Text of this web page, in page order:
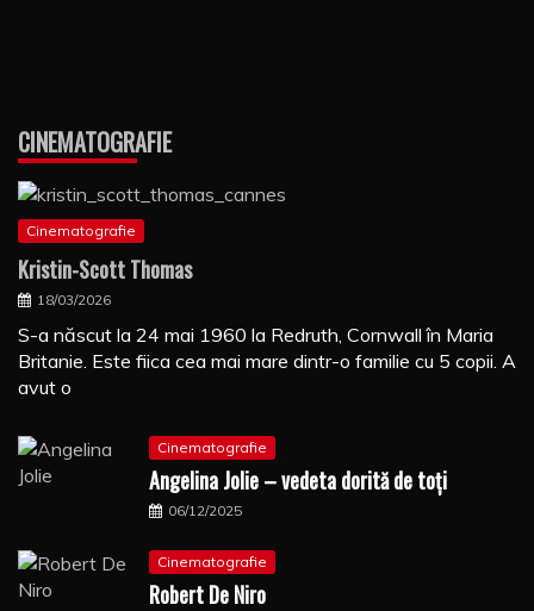
CINEMATOGRAFIE
Cinematografie
Kristin-Scott Thomas
18/03/2026
S-a născut la 24 mai 1960 la Redruth, Cornwall în Maria
Britanie. Este fiica cea mai mare dintr-o familie cu 5 copii. A
avut o
Cinematografie
Angelina Jolie – vedeta dorită de toți
06/12/2025
Cinematografie
Robert De Niro